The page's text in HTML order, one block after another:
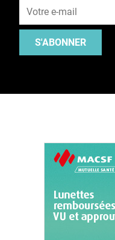
S'ABONNER